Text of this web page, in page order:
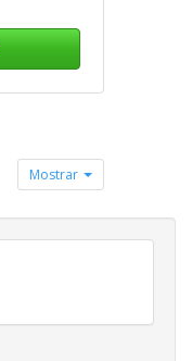
Mostrar